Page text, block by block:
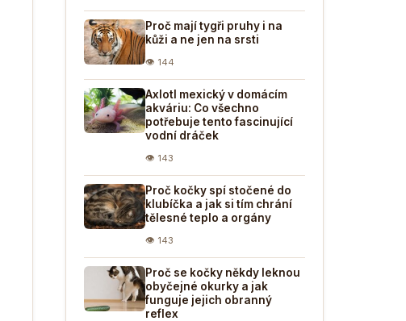
Proč mají tygři pruhy i na
kůži a ne jen na srsti
👁 144
Axlotl mexický v domácím
akváriu: Co všechno
potřebuje tento fascinující
vodní dráček
👁 143
Proč kočky spí stočené do
klubíčka a jak si tím chrání
tělesné teplo a orgány
👁 143
Proč se kočky někdy leknou
obyčejné okurky a jak
funguje jejich obranný
reflex